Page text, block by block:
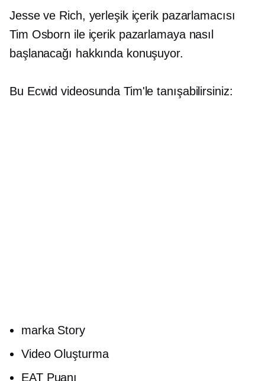
Jesse ve Rich, yerleşik içerik pazarlamacısı
Tim Osborn ile içerik pazarlamaya nasıl
başlanacağı hakkında konuşuyor.
Bu Ecwid videosunda Tim'le tanışabilirsiniz:
marka Story
Video Oluşturma
EAT Puanı